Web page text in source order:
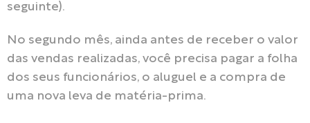
seguinte).
No segundo mês, ainda antes de receber o valor
das vendas realizadas, você precisa pagar a folha
dos seus funcionários, o aluguel e a compra de
uma nova leva de matéria-prima.